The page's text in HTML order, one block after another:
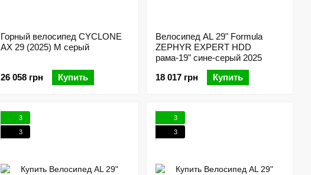
Горный велосипед CYCLONE
AX 29 (2025) M серый
26 058 грн Купить
Велосипед AL 29" Formula
ZEPHYR EXPERT HDD
рама-19" сине-серый 2025
18 017 грн
Купить
3
3
3
3